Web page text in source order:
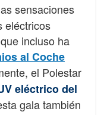
sensaciones
eléctricos
incluso ha
al Coche
el Polestar
eléctrico del
gala también